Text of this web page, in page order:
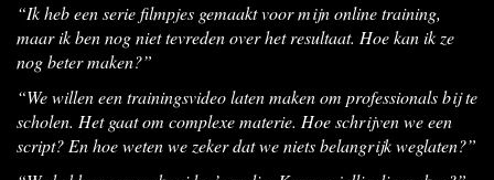
“Ik heb een serie filmpjes gemaakt voor mijn online training,
maar ik ben nog niet tevreden over het resultaat. Hoe kan ik ze
nog beter maken?”
“We willen een trainingsvideo laten maken om professionals bij te
scholen. Het gaat om complexe materie. Hoe schrijven we een
script? En hoe weten we zeker dat we niets belangrijk weglaten?”